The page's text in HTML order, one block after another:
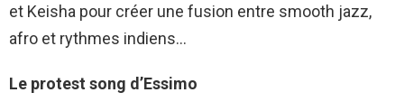
et Keisha pour créer une fusion entre smooth jazz,
afro et rythmes indiens…
Le protest song d’Essimo